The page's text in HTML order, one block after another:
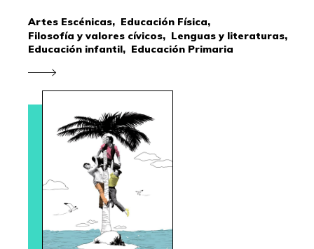
Artes Escénicas, Educación Física,
Filosofía y valores cívicos, Lenguas y literaturas,
Educación infantil, Educación Primaria